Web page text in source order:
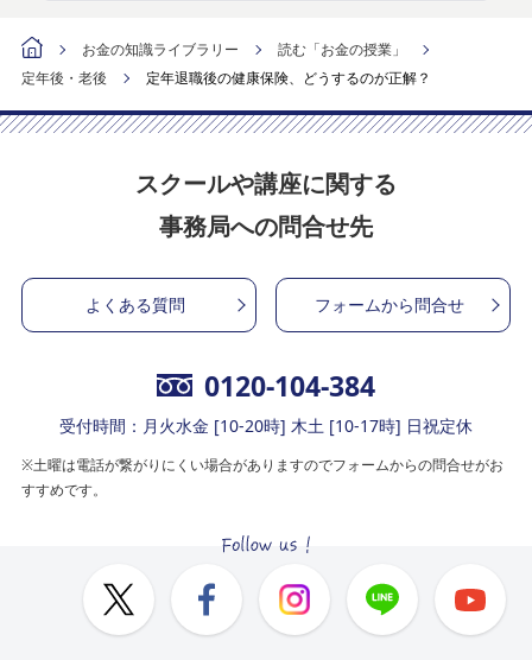
お金の知識ライブラリー
読む「お金の授業」
定年後・老後
定年退職後の健康保険、どうするのが正解？
スクールや講座に関する
事務局への問合せ先
よくある質問 フォームから問合せ
0120-104-384
受付時間：月火水金 [10-20時] 木土 [10-17時] 日祝定休
※土曜は電話が繋がりにくい場合がありますのでフォームからの問合せがお
すすめです。